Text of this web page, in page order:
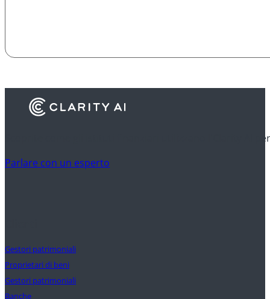
Scoprite come gli istituti finanziari utilizzano l'Clarity AI
Parlare con un esperto
Gestori patrimoniali
Proprietari di beni
Gestori patrimoniali
Banche